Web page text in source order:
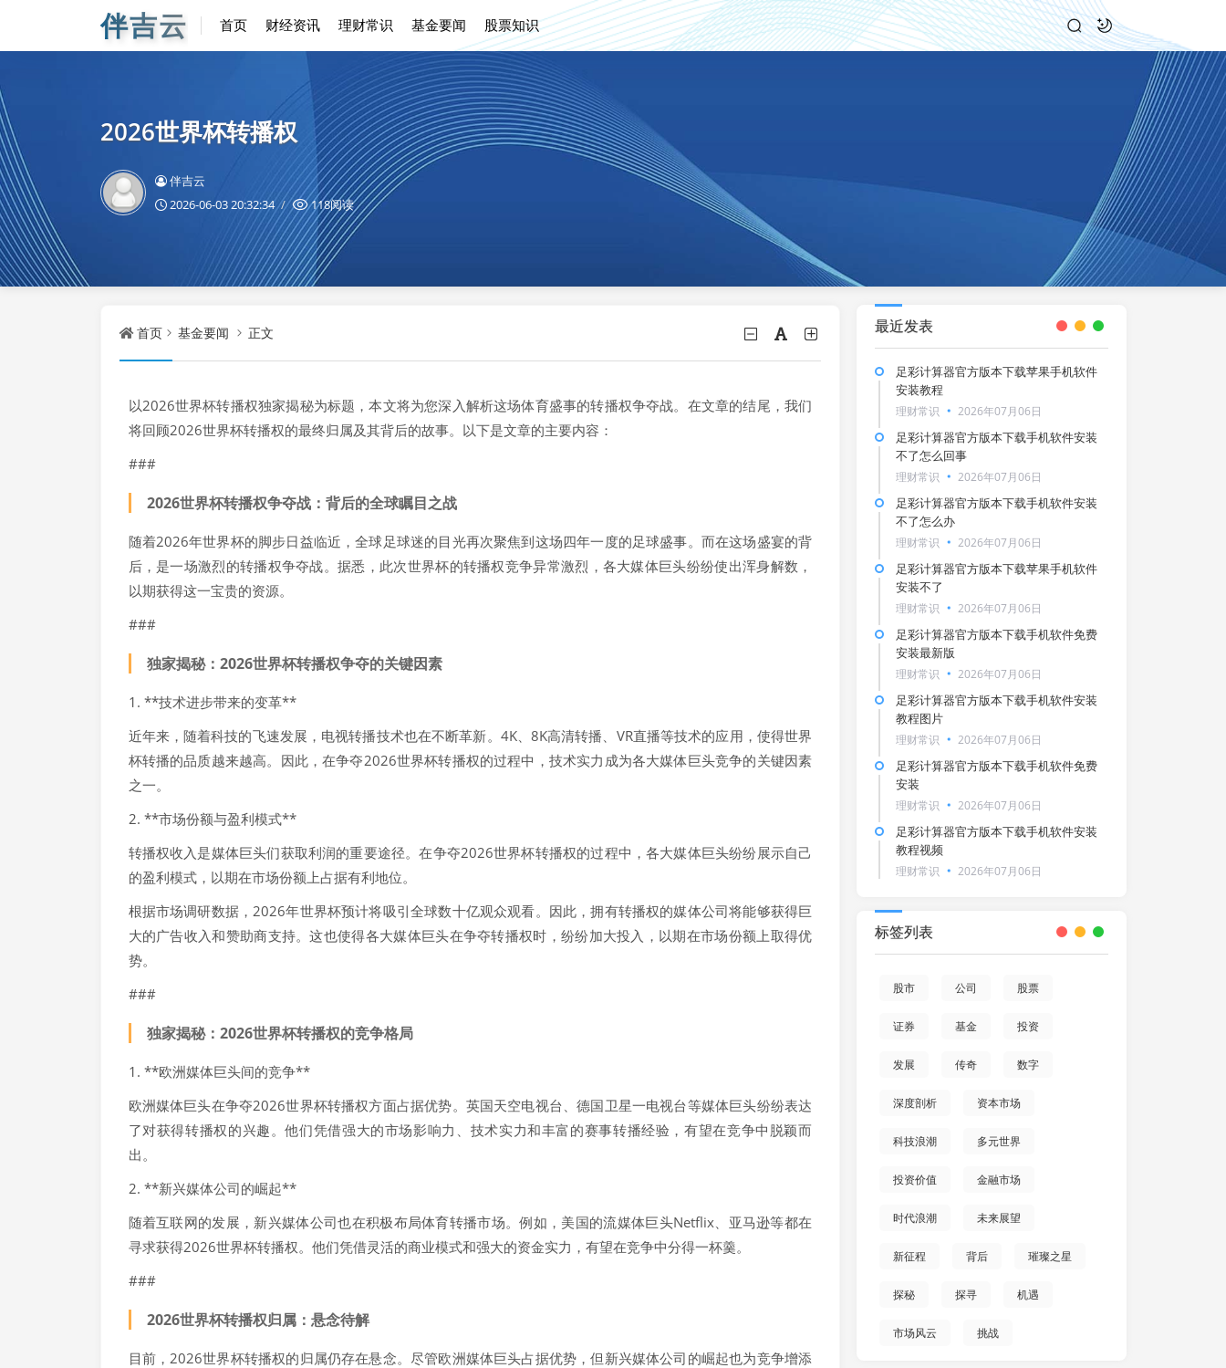
伴吉云 首页 财经资讯 理财常识 基金要闻 股票知识
2026世界杯转播权
伴吉云
2026-06-03 20:32:34
118阅读
首页 基金要闻 正文
以2026世界杯转播权独家揭秘为标题，本文将为您深入解析这场体育盛事的转播权争夺战。在文章的结尾，我们
将回顾2026世界杯转播权的最终归属及其背后的故事。以下是文章的主要内容：
###
2026世界杯转播权争夺战：背后的全球瞩目之战
随着2026年世界杯的脚步日益临近，全球足球迷的目光再次聚焦到这场四年一度的足球盛事。而在这场盛宴的背
后，是一场激烈的转播权争夺战。据悉，此次世界杯的转播权竞争异常激烈，各大媒体巨头纷纷使出浑身解数，
以期获得这一宝贵的资源。
###
独家揭秘：2026世界杯转播权争夺的关键因素
1. **技术进步带来的变革**
近年来，随着科技的飞速发展，电视转播技术也在不断革新。4K、8K高清转播、VR直播等技术的应用，使得世界
杯转播的品质越来越高。因此，在争夺2026世界杯转播权的过程中，技术实力成为各大媒体巨头竞争的关键因素
之一。
2. **市场份额与盈利模式**
转播权收入是媒体巨头们获取利润的重要途径。在争夺2026世界杯转播权的过程中，各大媒体巨头纷纷展示自己
的盈利模式，以期在市场份额上占据有利地位。
根据市场调研数据，2026年世界杯预计将吸引全球数十亿观众观看。因此，拥有转播权的媒体公司将能够获得巨
大的广告收入和赞助商支持。这也使得各大媒体巨头在争夺转播权时，纷纷加大投入，以期在市场份额上取得优
势。
###
独家揭秘：2026世界杯转播权的竞争格局
1. **欧洲媒体巨头间的竞争**
欧洲媒体巨头在争夺2026世界杯转播权方面占据优势。英国天空电视台、德国卫星一电视台等媒体巨头纷纷表达
了对获得转播权的兴趣。他们凭借强大的市场影响力、技术实力和丰富的赛事转播经验，有望在竞争中脱颖而
出。
2. **新兴媒体公司的崛起**
随着互联网的发展，新兴媒体公司也在积极布局体育转播市场。例如，美国的流媒体巨头Netflix、亚马逊等都在
寻求获得2026世界杯转播权。他们凭借灵活的商业模式和强大的资金实力，有望在竞争中分得一杯羹。
###
2026世界杯转播权归属：悬念待解
目前，2026世界杯转播权的归属仍存在悬念。尽管欧洲媒体巨头占据优势，但新兴媒体公司的崛起也为竞争增添
最近发表
足彩计算器官方版本下载苹果手机软件
安装教程
理财常识 2026年07月06日
足彩计算器官方版本下载手机软件安装
不了怎么回事
理财常识 2026年07月06日
足彩计算器官方版本下载手机软件安装
不了怎么办
理财常识 2026年07月06日
足彩计算器官方版本下载苹果手机软件
安装不了
理财常识 2026年07月06日
足彩计算器官方版本下载手机软件免费
安装最新版
理财常识 2026年07月06日
足彩计算器官方版本下载手机软件安装
教程图片
理财常识 2026年07月06日
足彩计算器官方版本下载手机软件免费
安装
理财常识 2026年07月06日
足彩计算器官方版本下载手机软件安装
教程视频
理财常识 2026年07月06日
标签列表
股市 公司 股票
证券 基金 投资
发展 传奇 数字
深度剖析 资本市场
科技浪潮 多元世界
投资价值 金融市场
时代浪潮 未来展望
新征程 背后 璀璨之星
探秘 探寻 机遇
市场风云 挑战